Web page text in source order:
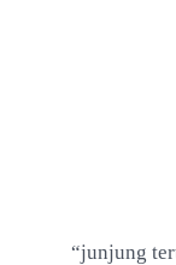
“junjung